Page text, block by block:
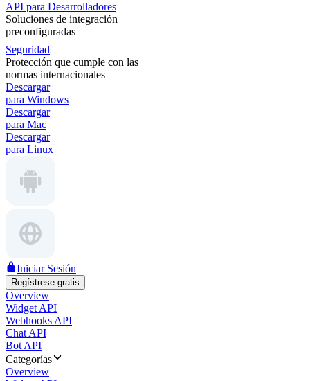
API para Desarrolladores
Soluciones de integración
preconfiguradas
Seguridad
Protección que cumple con las
normas internacionales
Descargar
para Windows
Descargar
para Mac
Descargar
para Linux
Iniciar Sesión
Regístrese gratis
Overview
Widget API
Webhooks API
Chat API
Bot API
Categorías
Overview